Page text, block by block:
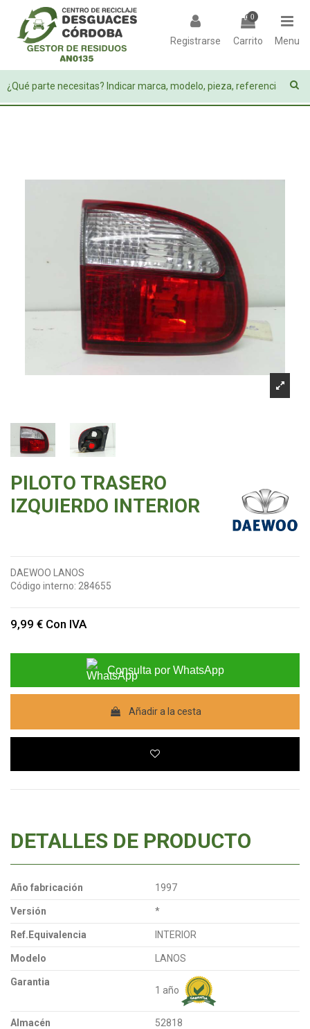
Registrarse
0
Carrito Menu
PILOTO TRASERO
IZQUIERDO INTERIOR
DAEWOO LANOS
Código interno: 284655
9,99 € Con IVA
Consulta por WhatsApp
Añadir a la cesta
DETALLES DE PRODUCTO
Año fabricación 1997
Versión *
Ref.Equivalencia INTERIOR
Modelo LANOS
Garantia
1 año
Almacén 52818